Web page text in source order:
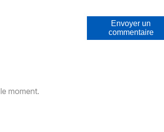
Envoyer un
commentaire
moment.